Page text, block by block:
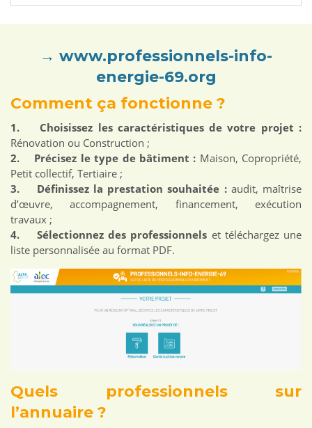
→ www.professionnels-info-
energie-69.org
Comment ça fonctionne ?
1. Choisissez les caractéristiques de votre projet :
Rénovation ou Construction ;
2. Précisez le type de bâtiment : Maison, Copropriété,
Petit collectif, Tertiaire ;
3. Définissez la prestation souhaitée :audit, maîtrise
d’œuvre, accompagnement, financement, exécution
travaux ;
4. Sélectionnez des professionnels et téléchargez une
liste personnalisée au format PDF.
Quels professionnels sur
l’annuaire ?